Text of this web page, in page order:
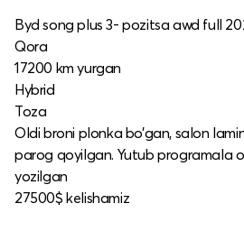
Byd song plus 3- pozitsa awd full
Qora
17200 km yurgan
Hybrid
Toza
Oldi broni plonka bo’gan, salon
parog qoyilgan. Yutub programala
yozilgan
27500$ kelishamiz